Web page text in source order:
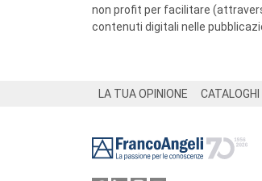
non profit per facilitare
contenuti digitali nelle
LA TUA OPINIONE CATALOGHI